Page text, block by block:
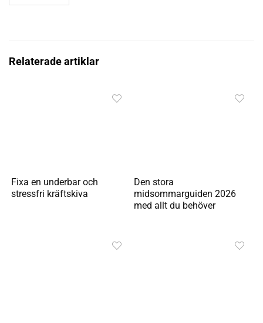
Relaterade artiklar
Fixa en underbar och
stressfri kräftskiva
Den stora
midsommarguiden 2026
med allt du behöver